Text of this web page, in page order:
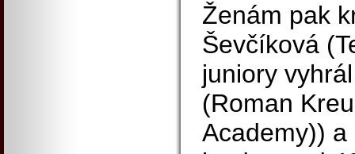
Ženám pak
Ševčíková
juniory
(Roman
Academy))